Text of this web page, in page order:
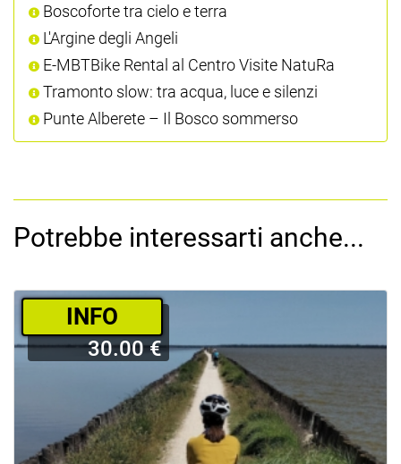
Boscoforte tra cielo e terra
L'Argine degli Angeli
E-MBTBike Rental al Centro Visite NatuRa
Tramonto slow: tra acqua, luce e silenzi
Punte Alberete – Il Bosco sommerso
Potrebbe interessarti anche...
­INFO
30.00 €